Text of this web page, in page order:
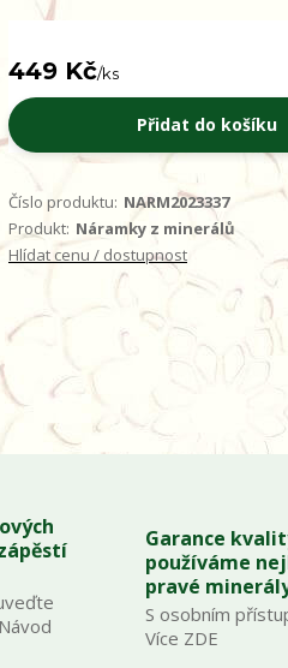
449 Kč/ks
Přidat do košíku
Číslo produktu: NARM2023337
Produkt: Náramky z minerálů
Hlídat cenu / dostupnost
Garance
používáme
pravé
S osobním
Více ZDE